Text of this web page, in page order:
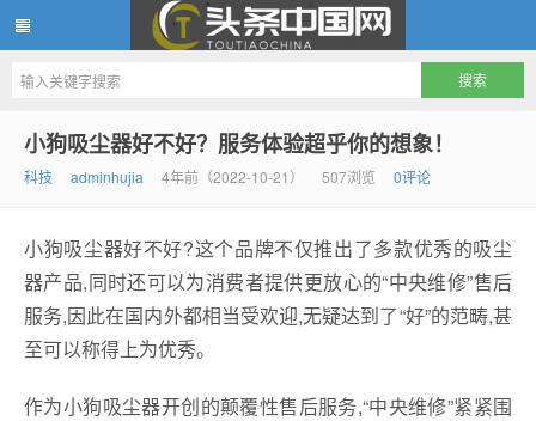
头条中国网
小狗吸尘器好不好？服务体验超乎你的想象！
科技 adminhujia 4年前（2022-10-21） 507浏览 0评论
小狗吸尘器好不好?这个品牌不仅推出了多款优秀的吸尘
器产品,同时还可以为消费者提供更放心的“中央维修”售后
服务,因此在国内外都相当受欢迎,无疑达到了“好”的范畴,甚
至可以称得上为优秀。
作为小狗吸尘器开创的颠覆性售后服务,“中央维修”紧紧围